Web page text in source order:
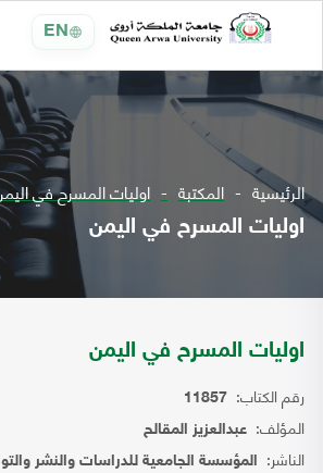
EN
الرئيسية المكتبة اوليات المسرح في
اوليات المسرح في اليمن
اوليات المسرح في اليمن
رقم الكتاب: 11857
المؤلف: عبدالعزيز المقالح
الناشر: المؤسسة الجامعية للدراسات والنشر